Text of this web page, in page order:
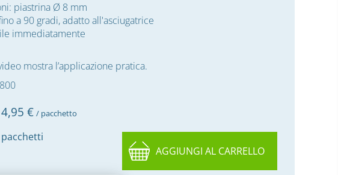
piastrina Ø 8 mm
a 90 gradi, adatto all'asciugatrice
immediatamente
mostra l’applicazione pratica.
95 € / pacchetto
AGGIUNGI AL CARRELLO